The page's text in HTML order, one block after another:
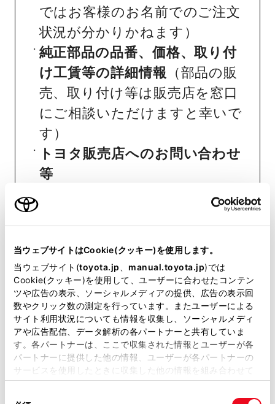
当ウェブサイトはCookie(クッキー)を使用します。
当ウェブサイト(toyota.jp manual.toyota.jp)では
Cookie(クッキー)を使用して、ユーザーに合わせたコンテン
ツや広告の表示、ソーシャルメディアの提供、広告の表示回
数やクリック数の測定を行っています。またユーザーによる
サイト利用状況についても情報を収集し、ソーシャルメディ
アや広告配信、データ解析の各パートナーと共有していま
す。各パートナーは、ここで収集された情報とユーザーが各
パートナーに提供した他の情報、ユーザーが各パートナーの
サービスを使用したときに収集した他の情報を組み合わせて
使用することがあります。当ウェブサイトの使用を続行する
ではお客様のお名前でのご注文
状況が分かりかねます）
純正部品の品番、価格、取り付
け工賃等の詳細情報 （部品の販
売、取り付け等は販売店を窓口
にご相談いただけますと幸いで
す）
トヨタ販売店へのお問い合わせ
等
おクルマに関するお問い合わせ
は、自動車検査証（車検証）をご
用意いただくとスムーズな対応
が可能です。
リコール等情報はこちら